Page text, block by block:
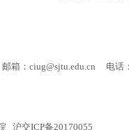
邮箱：ciug@sjtu.edu.cn 电话
沪交ICP备20170055